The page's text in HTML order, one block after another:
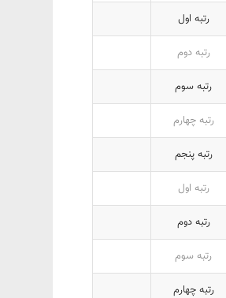
رتبه اول
رتبه دوم
رتبه سوم
رتبه چهارم
رتبه پنجم
رتبه اول
رتبه دوم
رتبه سوم
رتبه چهارم